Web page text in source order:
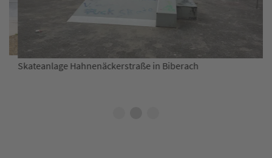
Skateanlage Hahnenäckerstraße in Biberach